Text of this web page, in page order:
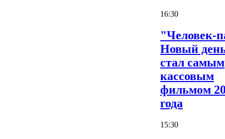
16:30
"Человек-
Новый
стал самым
кассовым
фильмом
года
15:30